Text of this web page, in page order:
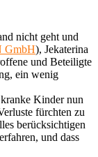
nicht geht und
GmbH), Jekaterina
und Beteiligte
ein wenig
Kinder nun
fürchten zu
berücksichtigen
und dass